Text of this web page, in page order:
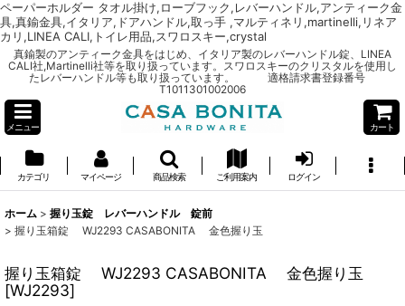
ペーパーホルダー タオル掛け,ローブフック,レバーハンドル,アンティーク金
具,真鍮金具,イタリア,ドアハンドル,取っ手 ,マルティネリ,martinelli,リネア
カリ,LINEA CALI,トイレ用品,スワロスキー,crystal
真鍮製のアンティーク金具をはじめ、イタリア製のレバーハンドル錠、LINEA
CALI社,Martinelli社等を取り扱っています。スワロスキーのクリスタルを使用し
たレバーハンドル等も取り扱っています。 適格請求書登録番号
T1011301002006
メニュー カート
カテゴリ マイページ 商品検索 ご利用案内 ログイン
ホーム > 握り玉錠 レバーハンドル 錠前
> 握り玉箱錠 WJ2293 CASABONITA 金色握り玉
握り玉箱錠 WJ2293 CASABONITA 金色握り玉
[WJ2293]